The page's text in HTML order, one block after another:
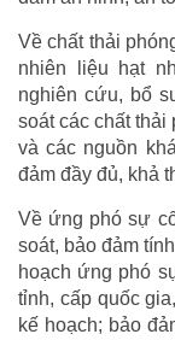
Về chất thải
nhiên liệu hạt
nghiên cứu, bổ
soát các chất thải
và các nguồn
đảm đầy đủ, khả
Về ứng phó sự
soát, bảo đảm
hoạch ứng phó
tỉnh, cấp quốc
kế hoạch; bảo